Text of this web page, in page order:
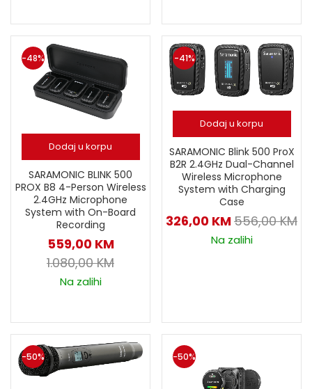
Dodaj u korpu
SARAMONIC BLINK 500
PROX B8 4-Person Wireless
2.4GHz Microphone
System with On-Board
Recording
559,00 KM
1.080,00KM
-48%
Na zalihi
Dodaj u korpu
SARAMONIC Blink 500 ProX
B2R 2.4GHz Dual-Channel
Wireless Microphone
System with Charging
Case
326,00 KM556,00KM
-41%
Na zalihi
-50% -50%